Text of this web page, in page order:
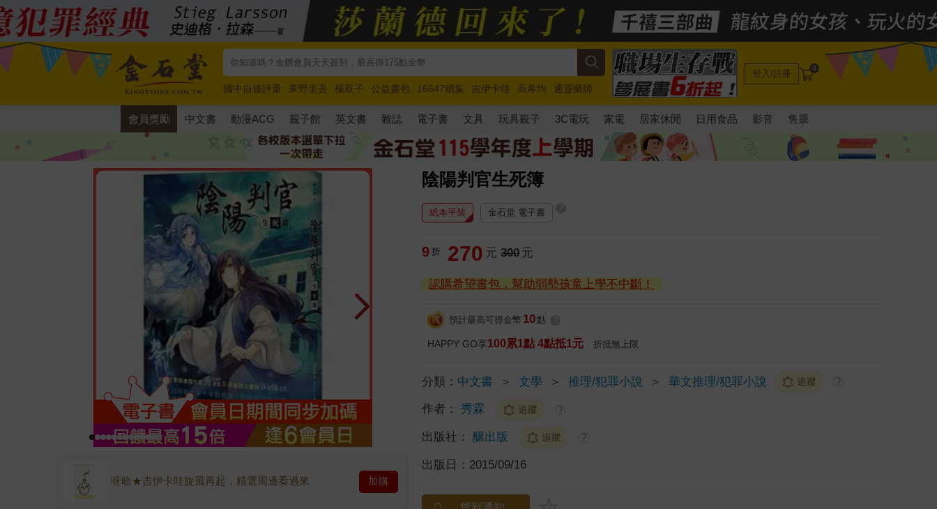
國中自修評量 東野圭吾 楊双子 公益書包 16647續集 吉伊卡哇 高希均
通靈藥師
唯紅花綻放
奧德賽 路邊攤新作 馬斯克 玩具總動員5 超慢跑
登入/註冊 0
會員獎勵 中文書 動漫ACG 親子館 英文書 雜誌 電子書 文具 玩具親子 3C電玩 家電 居家休閒 日用食品 影音 售票
陰陽判官生死簿
呀哈★吉伊卡哇旋風再起，精選周邊看過來 加購
紙本平裝 金石堂 電子書
9 折 270 元 300 元
認購希望書包，幫助弱勢孩童上學不中斷！
預計最高可得金幣 10 點
HAPPY GO享100累1點 4點抵1元 折抵無上限
分類： 中文書 ＞ 文學 ＞ 推理/犯罪小說 ＞ 華文推理/犯罪小說 追蹤 ?
作者： 秀霖 追蹤 ?
出版社： 釀出版 追蹤 ?
出版日： 2015/09/16